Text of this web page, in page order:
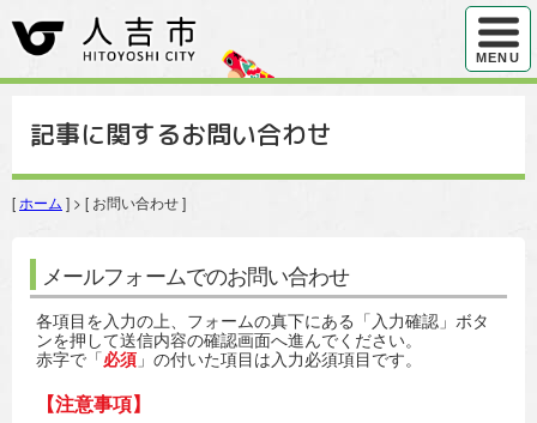
ハンバ
MENU
記事に関するお問い合わせ
[ ホーム ] > [ お問い合わせ ]
メールフォームでのお問い合わせ
各項目を入力の上、フォームの真下にある「入力確認」ボタ
ンを押して送信内容の確認画面へ進んでください。
赤字で「必須 」の付いた項目は入力必須項目です。
【注意事項】